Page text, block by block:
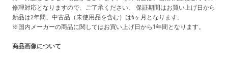
修理対応となりますので、ご了承ください。 保証期間はお買い上げ日から
新品は2年間、中古品（未使用品を含む）は6ヶ月となります。
※国内メーカーの商品に関してはお買い上げ日から1年間となります。
商品画像について